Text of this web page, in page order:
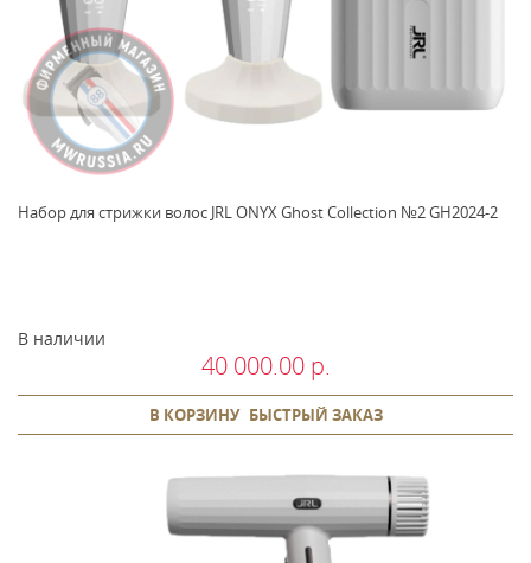
Набор для стрижки волос JRL ONYX Ghost Collection №2 GH2024-2
В наличии
40 000.00 р.
В КОРЗИНУ БЫСТРЫЙ ЗАКАЗ